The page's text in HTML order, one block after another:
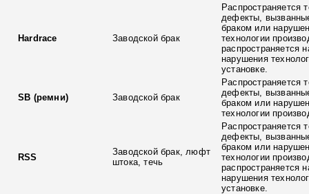
Hardrace Заводской брак
Распространяется
дефекты,
браком или
технологии
распространяется
нарушения
установке.
SB (ремни) Заводской брак
Распространяется
дефекты,
браком или
технологии
RSS
Заводской брак, люфт
штока, течь
Распространяется
дефекты,
браком или
технологии
распространяется
нарушения
установке.